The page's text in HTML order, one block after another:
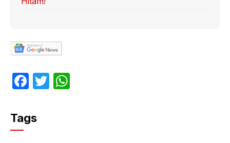
F
c
e
T
Tags